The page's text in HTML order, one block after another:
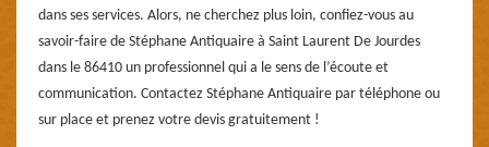
dans ses services. Alors, ne cherchez plus loin, confiez-vous au
savoir-faire de Stéphane Antiquaire à Saint Laurent De Jourdes
dans le 86410 un professionnel qui a le sens de l’écoute et
communication. Contactez Stéphane Antiquaire par téléphone ou
sur place et prenez votre devis gratuitement !